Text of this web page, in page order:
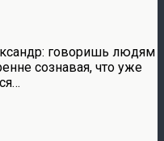
говоришь людям
сознавая, что уже